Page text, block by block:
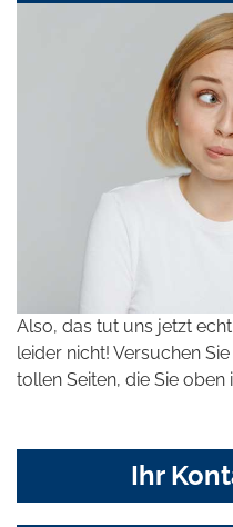
Also, das tut uns jetzt
leider nicht! Versuchen
tollen Seiten, die Sie
Ihr